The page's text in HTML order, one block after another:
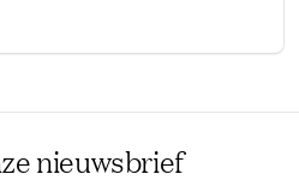
nieuwsbrief